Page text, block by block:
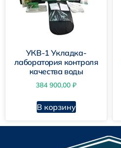
УКВ-1 Укладка-
лаборатория контроля
качества воды
384 900,00 ₽
В корзину